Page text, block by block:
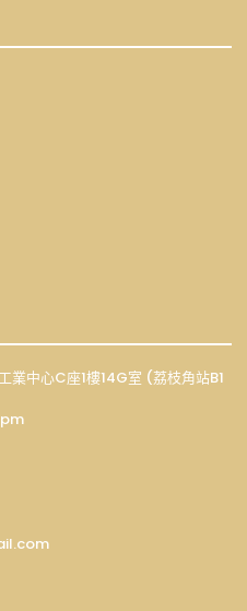
業中心C座1樓14G室 (荔枝角站B1